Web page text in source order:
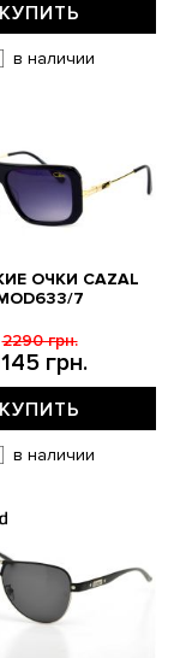
КУПИТЬ
в наличии
ОЧКИ CAZAL
7
грн.
2290 грн.
КУПИТЬ
в наличии